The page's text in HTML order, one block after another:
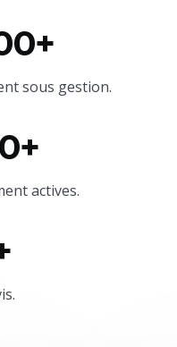
sous gestion.
actives.